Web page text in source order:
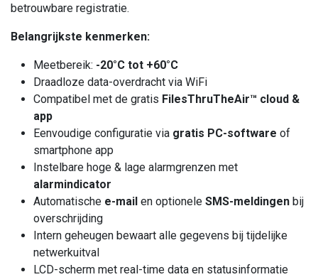
betrouwbare registratie.
Belangrijkste kenmerken:
Meetbereik: -20°C tot +60°C
Draadloze data-overdracht via WiFi
Compatibel met de gratis FilesThruTheAir™ cloud &
app
Eenvoudige configuratie via gratis PC-software of
smartphone app
Instelbare hoge & lage alarmgrenzen met
alarmindicator
Automatische e-mail en optionele SMS-meldingen bij
overschrijding
Intern geheugen bewaart alle gegevens bij tijdelijke
netwerkuitval
LCD-scherm met real-time data en statusinformatie